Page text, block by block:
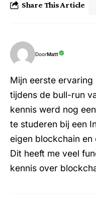
Share This Article
DoorMatt
Mijn eerste
tijdens de bull-run
kennis werd nog
te studeren bij een
eigen blockchain
Dit heeft me veel
kennis over